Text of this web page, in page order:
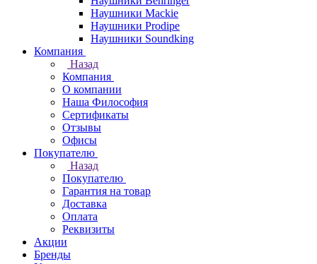
Наушники Mackie
Наушники Prodipe
Наушники Soundking
Компания
Назад
Компания
О компании
Наша Философия
Сертификаты
Отзывы
Офисы
Покупателю
Назад
Покупателю
Гарантия на товар
Доставка
Оплата
Реквизиты
Акции
Бренды